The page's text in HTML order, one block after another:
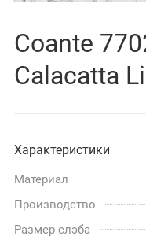
Coante
Calacatta
Характеристики
Материал
Производство
Размер слэба